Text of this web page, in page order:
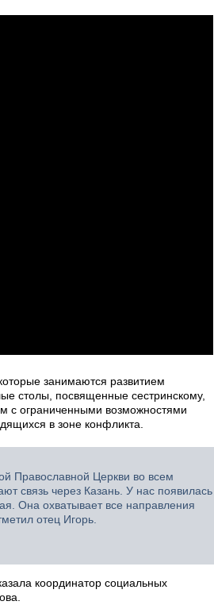
занимаются развитием
столы, посвященные сестринскому,
с ограниченными возможностями
в зоне конфликта.
Православной Церкви во всем
связь через Казань. У нас появилась
Она охватывает все направления
отец Игорь.
координатор социальных